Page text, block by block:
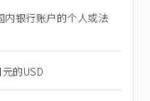
内银行账户的个人或法
的USD